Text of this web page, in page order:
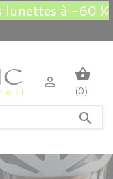
lunettes à -60 %

 shopping_basket
(0)